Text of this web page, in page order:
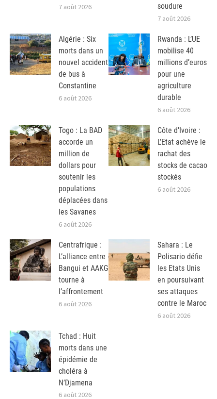
7 août 2026
soudure
7 août 2026
Algérie : Six
morts dans un
nouvel accident
de bus à
Constantine
6 août 2026
Rwanda : L’UE
mobilise 40
millions d’euros
pour une
agriculture
durable
6 août 2026
Togo : La BAD
accorde un
million de
dollars pour
soutenir les
populations
déplacées dans
les Savanes
6 août 2026
Côte d’Ivoire :
L’Etat achève le
rachat des
stocks de cacao
stockés
6 août 2026
Centrafrique :
L’alliance entre
Bangui et AAKG
tourne à
l’affrontement
6 août 2026
Sahara : Le
Polisario défie
les Etats Unis
en poursuivant
ses attaques
contre le Maroc
6 août 2026
Tchad : Huit
morts dans une
épidémie de
choléra à
N’Djamena
6 août 2026